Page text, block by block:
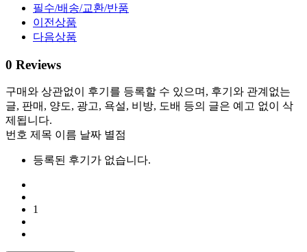
필수/배송/교환/반품
이전상품
다음상품
0 Reviews
구매와 상관없이 후기를 등록할 수 있으며, 후기와 관계없는
글, 판매, 양도, 광고, 욕설, 비방, 도배 등의 글은 예고 없이 삭
제됩니다.
번호 제목 이름 날짜 별점
등록된 후기가 없습니다.
1